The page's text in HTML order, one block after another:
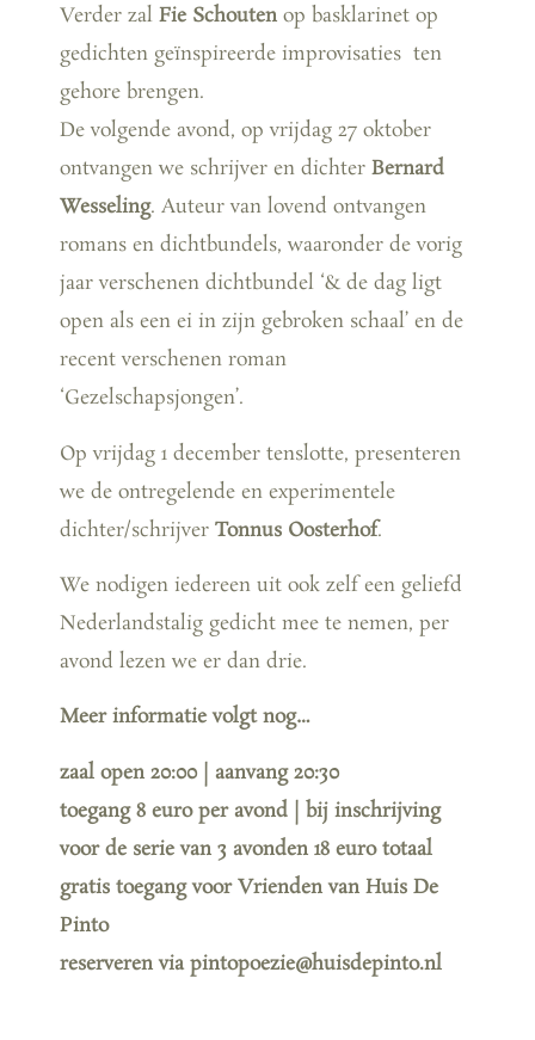
Verder zal Fie Schouten op basklarinet op
gedichten geïnspireerde improvisaties ten
gehore brengen.
De volgende avond, op vrijdag 27 oktober
ontvangen we schrijver en dichter Bernard
Wesseling. Auteur van lovend ontvangen
romans en dichtbundels, waaronder de vorig
jaar verschenen dichtbundel ‘& de dag ligt
open als een ei in zijn gebroken schaal’ en de
recent verschenen roman
‘Gezelschapsjongen’.
Op vrijdag 1 december tenslotte, presenteren
we de ontregelende en experimentele
dichter/schrijver Tonnus Oosterhof.
We nodigen iedereen uit ook zelf een geliefd
Nederlandstalig gedicht mee te nemen, per
avond lezen we er dan drie.
Meer informatie volgt nog…
zaal open 20:00 | aanvang 20:30
toegang 8 euro per avond | bij inschrijving
voor de serie van 3 avonden 18 euro totaal
gratis toegang voor Vrienden van Huis De
Pinto
reserveren via pintopoezie@huisdepinto.nl